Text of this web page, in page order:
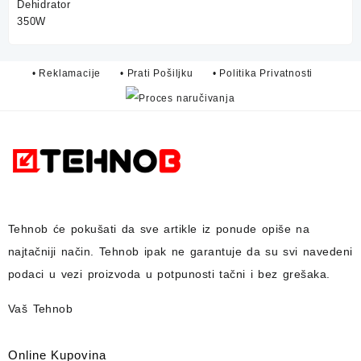
• Reklamacije • Prati Pošiljku • Politika Privatnosti
Tehnob će pokušati da sve artikle iz ponude opiše na
najtačniji način. Tehnob ipak ne garantuje da su svi navedeni
podaci u vezi proizvoda u potpunosti tačni i bez grešaka.
Vaš Tehnob
Online Kupovina